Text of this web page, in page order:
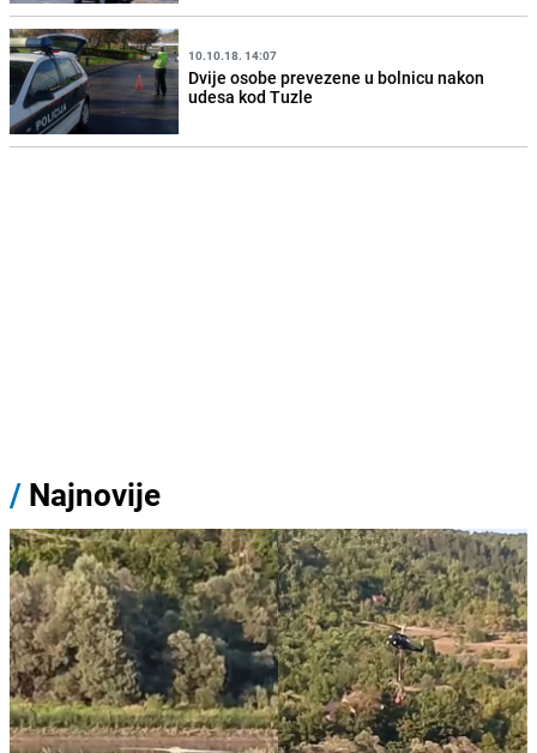
10.10.18. 14:07
Dvije osobe prevezene u bolnicu nakon
udesa kod Tuzle
/ Najnovije